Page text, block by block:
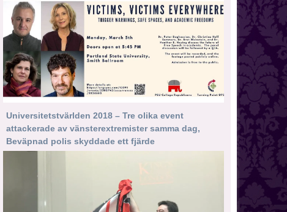
Universitetstvärlden 2018 – Tre olika event
attackerade av vänsterextremister samma dag,
Beväpnad polis skyddade ett fjärde